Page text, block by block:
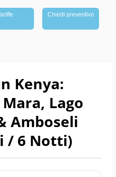
Chiedi preventivo
Kenya:
Lago
Amboseli
/ 6 Notti)